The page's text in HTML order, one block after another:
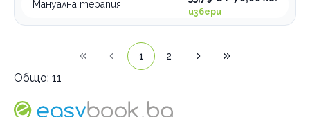
Мануална терапия
избери
1 2
Общо: 11